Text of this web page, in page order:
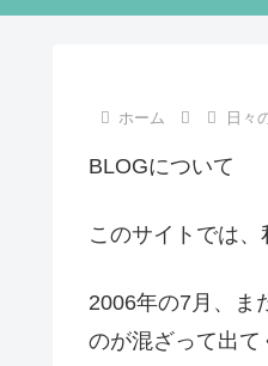
ホーム 日々
BLOGについて
このサイトでは、
2006年の7月、ま
のが混ざって出て